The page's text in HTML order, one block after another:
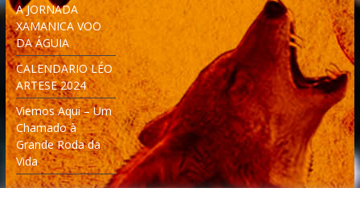
A JORNADA
XAMANICA VOO
DA ÁGUIA
CALENDARIO LÉO
ARTESE 2024
Viemos Aqui – Um
Chamado à
Grande Roda da
Vida